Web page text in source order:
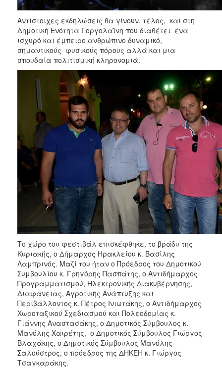
Αντίστοιχες εκδηλώσεις θα γίνουν, τέλος, και στη
Δημοτική Ενότητα Γοργολαΐνη που διαθέτει ένα
ισχυρό και έμπειρο ανθρώπινο δυναμικό,
σημαντικούς φυσικούς πόρους αλλά και μια
σπουδαία πολιτισμική κληρονομιά.
Το χώρο του φεστιβάλ επισκέφθηκε, το βράδυ της
Κυριακής, ο Δήμαρχος Ηρακλείου κ. Βασίλης
Λαμπρινός. Μαζί του ήταν ο Πρόεδρος του Δημοτικού
Συμβουλίου κ. Γρηγόρης Πασπάτης, ο Αντιδήμαρχος
Προγραμματισμού, Ηλεκτρονικής Διακυβέρνησης,
Διαφάνειας, Αγροτικής Ανάπτυξης και
Περιβάλλοντος κ. Πέτρος Ινιωτάκης, ο Αντιδήμαρχος
Χωροταξικού Σχεδιασμού και Πολεοδομίας κ.
Γιάννης Αναστασάκης, ο Δημοτικός Σύμβουλος κ.
Μανόλης Χαιρέτης, ο Δημοτικός Σύμβουλος Γιώργος
Βλαχάκης, ο Δημοτικός Σύμβουλος Μανόλης
Σαλούστρος, ο πρόεδρος της ΔΗΚΕΗ κ. Γιώργος
Τσαγκαράκης.